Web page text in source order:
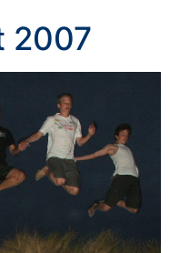
2007